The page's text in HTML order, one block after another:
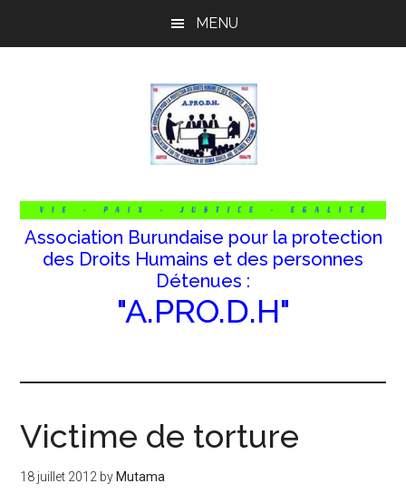
MENU
Association Burundaise pour la protection
des Droits Humains et des personnes
Détenues :
"A.PRO.D.H"
Victime de torture
18 juillet 2012 by Mutama